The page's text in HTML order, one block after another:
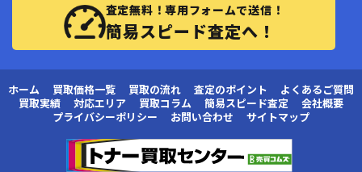
査定無料！専用フォームで送信！
簡易スピード査定へ！
ホーム 買取価格一覧 買取の流れ 査定のポイント
よくあるご質問
買取実績
対応エリア 買取コラム 簡易スピード査定
会社概要
プライバシーポリシー
お問い合わせ サイトマップ